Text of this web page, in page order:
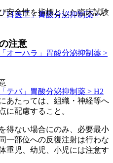
日医工」胃酸分泌抑制薬 >
オーハラ」
胃酸分泌抑制薬 >
テバ」
胃酸分泌抑制薬 > H2
安全性を指標とした臨床試験
注意
あたっては、組織・神経等へ
に配慮すること。
得ない場合にのみ、必要最小
一部位への反復注射は行わな
重児、幼児、小児には注意す